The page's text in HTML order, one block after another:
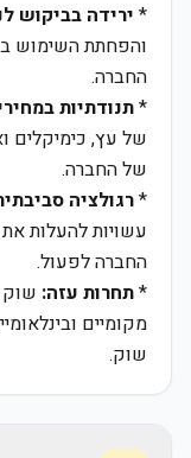
* ירידה בביקוש
והפחתת השימוש
החברה.
*תנודתיות
של עץ, כימיקלים
של החברה.
*רגולציה
עשויות להעלות
החברה לפעול.
*תחרות עזה: שוק
מקומיים
שוק.